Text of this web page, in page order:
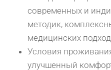
современных и
методик,
медицинских
Условия
улучшенный